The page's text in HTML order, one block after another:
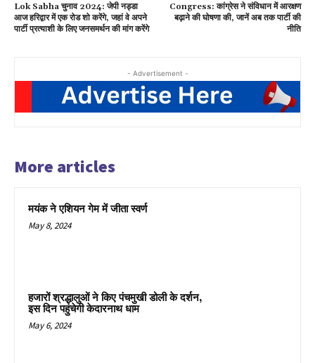
Lok Sabha चुनाव 2024: जेपी नड्डा
आज हरिद्वार में एक रोड शो करेंगे, जहां वे अपने
पार्टी प्रत्याशी के लिए जनसमर्थन की मांग करेंगे
Congress: कांग्रेस ने संविधान में आरक्षण
बढ़ाने की घोषणा की, जानें अब तक पार्टी की
नीति
- Advertisement -
More articles
मयंक ने एशियन गेम में जीता स्वर्ण
May 8, 2024
हजारों श्रद्धालुओं ने किए पंचमुखी डोली के दर्शन,
इस दिन पहुंचेगी केदारनाथ धाम
May 6, 2024